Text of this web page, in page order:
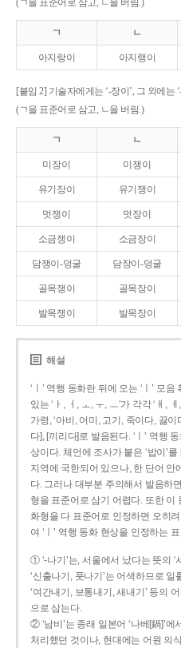
(ㄱ을 표준어로 삼고, ㄴ을 버림.)
ㄱ ㄴ
아지랑이 아지랭이
[붙임 2] 기술자에게는 ‘-장이’, 그 외에는
(ㄱ을 표준어로 삼고, ㄴ을 버림.)
ㄱ ㄴ
미장이 미쟁이
유기장이 유기쟁이
멋쟁이 멋장이
소금쟁이 소금장이
담쟁이-덩굴 담장이-덩굴
골목쟁이 골목장이
발목쟁이 발목장이
해설
‘ㅣ’ 역행 동화란 뒤에 오는 ‘ㅣ’ 모
있는 ‘ㅏ, ㅓ, ㅗ, ㅜ, ㅡ’가 각각 ‘ㅐ,
가령, ‘아비, 어미, 고기, 죽이다, 끓이
다], [끼리다]로 발음된다. ‘ㅣ’ 역행
상이다. 체언에 조사가 붙은 ‘밥이’
지역에 국한되어 있으나, 한 단어 안
다. 그러나 대부분 주의해서 발음하
형을 표준어로 삼기 어렵다. 또한 이
화형을 다 표준어로 인정하면 오히
여 ‘ㅣ’ 역행 동화 현상을 인정하는
① ‘-나기’는, 서울에서 났다는 뜻의
‘신출나기, 풋나기’는 어색하므로 일
‘여간내기, 보통내기, 새내기’ 등의
으로 삼는다.
② ‘남비’는 종래 일본어 ‘나베[鍋]’
처리했던 것이나, 현대에는 어원 의